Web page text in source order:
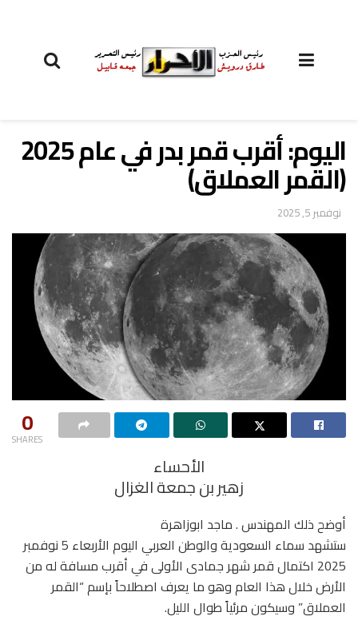
اليوم: أقرب قمر بدر في عام 2025
(القمر العملاق)
نوفمبر 5, 2025
0
SHARES
الأحساء
زهير بن جمعة الغزال
أوضح ذلك المهندس . ماجد ابوزاهرة
ستشهد سماء السعودية والوطن العربي اليوم الأربعاء 5 نوفمبر
2025 اكتمال قمر شهر جمادى الأولى في أقرب مسافة له من
الأرض خلال هذا العام وهو ما يعرف اصطلاحاً بإسم “القمر
العملاق” وسيكون مرئياً طوال الليل.